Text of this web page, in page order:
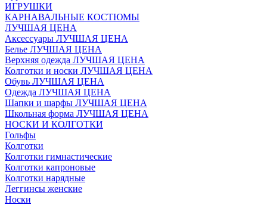
ИГРУШКИ
КАРНАВАЛЬНЫЕ КОСТЮМЫ
ЛУЧШАЯ ЦЕНА
Аксессуары ЛУЧШАЯ ЦЕНА
Белье ЛУЧШАЯ ЦЕНА
Верхняя одежда ЛУЧШАЯ ЦЕНА
Колготки и носки ЛУЧШАЯ ЦЕНА
Обувь ЛУЧШАЯ ЦЕНА
Одежда ЛУЧШАЯ ЦЕНА
Шапки и шарфы ЛУЧШАЯ ЦЕНА
Школьная форма ЛУЧШАЯ ЦЕНА
НОСКИ И КОЛГОТКИ
Гольфы
Колготки
Колготки гимнастические
Колготки капроновые
Колготки нарядные
Леггинсы женские
Носки